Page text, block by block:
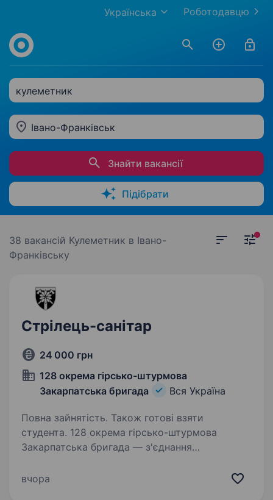
Роботодавцю
Українська
кулеметник
Івано-Франківськ
Знайти вакансії
Підібрати
38 вакансій Кулеметник в Івано-
Франківську
Стрілець-санітар
24 000 грн
128 окрема гірсько-штурмова
Закарпатська бригада
Вся Україна
Повна зайнятість. Також готові взяти
студента. 128 окрема гірсько-штурмова
Закарпатська бригада — з'єднання
Підрозділи бригади дислокуються
вчора